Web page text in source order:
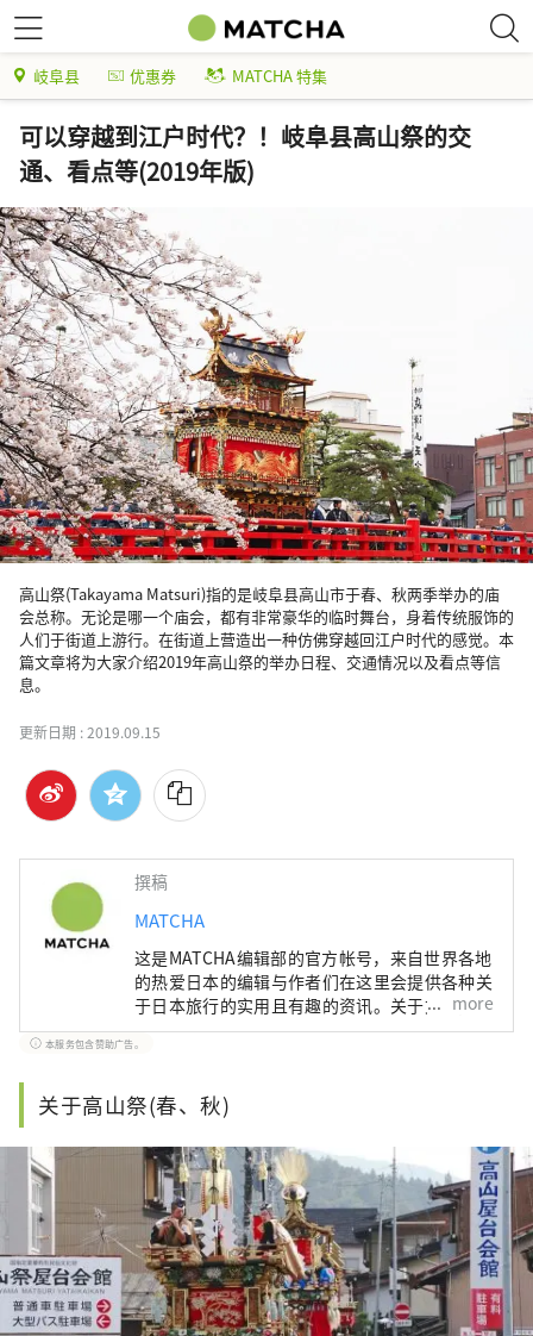
岐阜县 优惠券 MATCHA 特集
可以穿越到江户时代？！岐阜县高山祭的交
通、看点等(2019年版)
高山祭(Takayama Matsuri)指的是岐阜县高山市于春、秋两季举办的庙
会总称。无论是哪一个庙会，都有非常豪华的临时舞台，身着传统服饰的
人们于街道上游行。在街道上营造出一种仿佛穿越回江户时代的感觉。本
篇文章将为大家介绍2019年高山祭的举办日程、交通情况以及看点等信
息。
更新日期 :2019.09.15
撰稿
MATCHA
这是MATCHA编辑部的官方帐号，来自世界各地
的热爱日本的编辑与作者们在这里会提供各种关
于日本旅行的实用且有趣的资讯。关于文章内
容，也是由MATCHA编辑们实际进行调查、採
访，或是搜集了丰富的旅游情报后，根据这些资
more
本服务包含赞助广告。
关于高山祭(春、秋)